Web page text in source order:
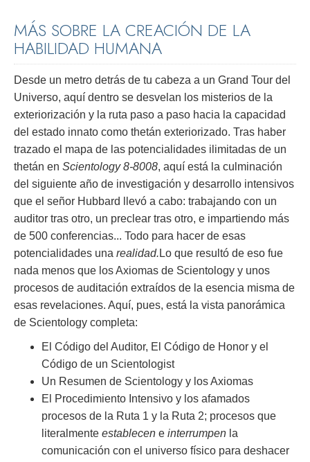
MÁS SOBRE LA CREACIÓN DE LA
HABILIDAD HUMANA
Desde un metro detrás de tu cabeza a un Grand Tour del
Universo, aquí dentro se desvelan los misterios de la
exteriorización y la ruta paso a paso hacia la capacidad
del estado innato como thetán exteriorizado. Tras haber
trazado el mapa de las potencialidades ilimitadas de un
thetán en Scientology 8-8008, aquí está la culminación
del siguiente año de investigación y desarrollo intensivos
que el señor Hubbard llevó a cabo: trabajando con un
auditor tras otro, un preclear tras otro, e impartiendo más
de 500 conferencias... Todo para hacer de esas
potencialidades una realidad. Lo que resultó de eso fue
nada menos que los Axiomas de Scientology y unos
procesos de auditación extraídos de la esencia misma de
esas revelaciones. Aquí, pues, está la vista panorámica
de Scientology completa:
El Código del Auditor, El Código de Honor y el
Código de un Scientologist
Un Resumen de Scientology y los Axiomas
El Procedimiento Intensivo y los afamados
procesos de la Ruta 1 y la Ruta 2; procesos que
literalmente establecen e interrumpen la
comunicación con el universo físico para deshacer